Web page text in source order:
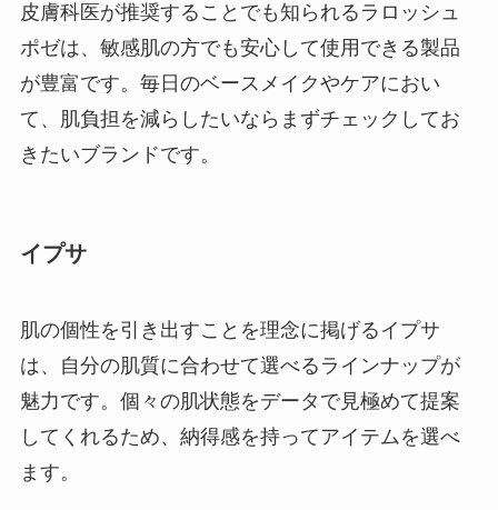
皮膚科医が推奨することでも知られるラロッシュ
ポゼは、敏感肌の方でも安心して使用できる製品
が豊富です。毎日のベースメイクやケアにおい
て、肌負担を減らしたいならまずチェックしてお
きたいブランドです。
イプサ
肌の個性を引き出すことを理念に掲げるイプサ
は、自分の肌質に合わせて選べるラインナップが
魅力です。個々の肌状態をデータで見極めて提案
してくれるため、納得感を持ってアイテムを選べ
ます。